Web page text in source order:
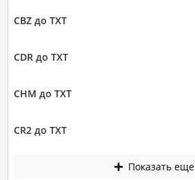
CBZ до TXT
CDR до TXT
CHM до TXT
CR2 до TXT
Показать еще